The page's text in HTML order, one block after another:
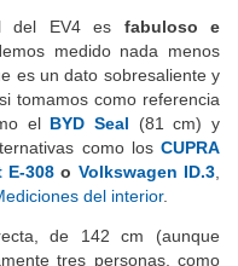
del EV4 es fabuloso e
medido nada menos
es un dato sobresaliente y
tomamos como referencia
elBYD Seal (81 cm) y
como losCUPRA
E-308oVolkswagen ID.3
de 142 cm (aunque